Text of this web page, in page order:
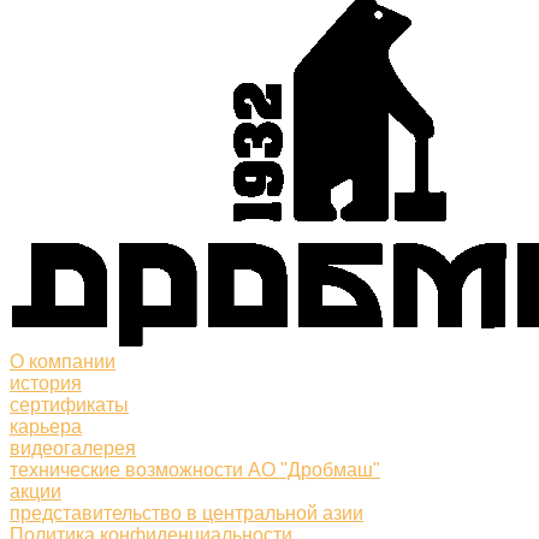
О компании
история
сертификаты
карьера
видеогалерея
технические возможности АО "Дробмаш"
акции
представительство в центральной азии
Политика конфиденциальности